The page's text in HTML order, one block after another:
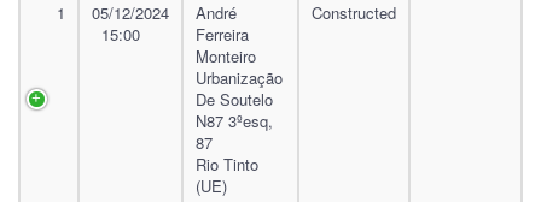
1
05/12/2024
15:00
André
Ferreira
Monteiro
Urbanização
De Soutelo
N87 3ºesq,
87
Rio Tinto
(UE)
Constructed